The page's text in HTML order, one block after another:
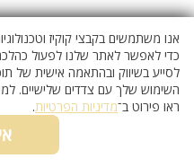
וילה עם בריכה
אנו משתמשים בקבצי קוקיז
כדי לאפשר לאתר שלנו לפעול
לסייע בשיווק ובהתאמה אישית של
השימוש שלך עם צדדים שלישיים.
ראו פירוט ב־מדיניות הפרטיות.